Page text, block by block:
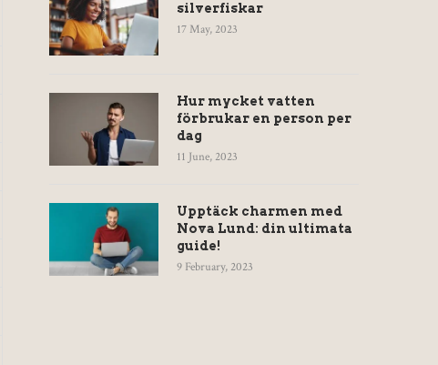
silverfiskar
17 May, 2023
Hur mycket vatten
förbrukar en person per
dag
11 June, 2023
Upptäck charmen med
Nova Lund: din ultimata
guide!
9 February, 2023